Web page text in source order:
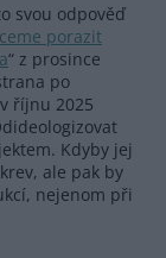
svou odpověď
porazit
“ z prosince
po
říjnu 2025
Kdyby jej
ale pak by
nejenom při